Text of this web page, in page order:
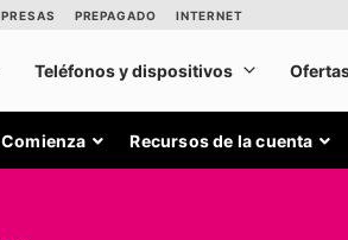
Comienza Recursos de la cuenta